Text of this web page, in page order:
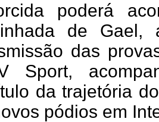
poderá
de Gael,
das
Sport,
da trajetória
pódios em